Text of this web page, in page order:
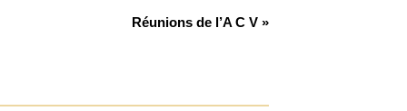
Réunions de l’A C V »